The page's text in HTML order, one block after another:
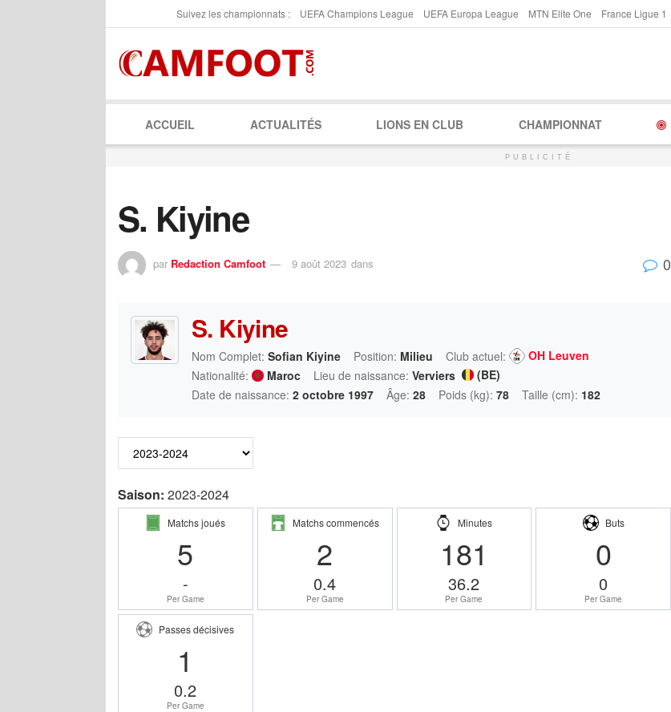
Suivez les championnats : UEFA Champions League UEFA Europa League MTN Elite One France Ligue 1
ACCUEIL ACTUALITÉS LIONS EN CLUB CHAMPIONNAT
PUBLICITÉ
S. Kiyine
par Redaction Camfoot 9 août 2023 dans 0
S. Kiyine
Nom Complet: Sofian Kiyine Position: Milieu Club actuel:
OH Leuven
Nationalité:
Maroc Lieu de naissance: Verviers
(BE)
Date de naissance: 2 octobre 1997 Âge: 28 Poids (kg): 78 Taille (cm): 182
Saison: 2023-2024
Matchs joués
5
-
Per Game
Matchs commencés
2
0.4
Per Game
Minutes
181
36.2
Per Game
Buts
0
0
Per Game
Passes décisives
1
0.2
Per Game